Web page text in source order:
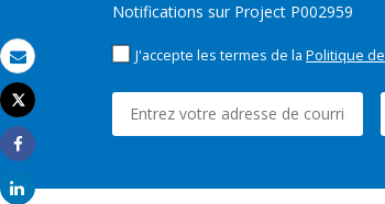
Email
Imprimer
Tweet
Share
Share
Notifications sur Project P002959
J'accepte les termes de la Politique